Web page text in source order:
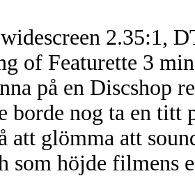
2.35:1,
of Featurette 3
på en Discshop
borde nog ta en titt
att glömma att
som höjde filmens